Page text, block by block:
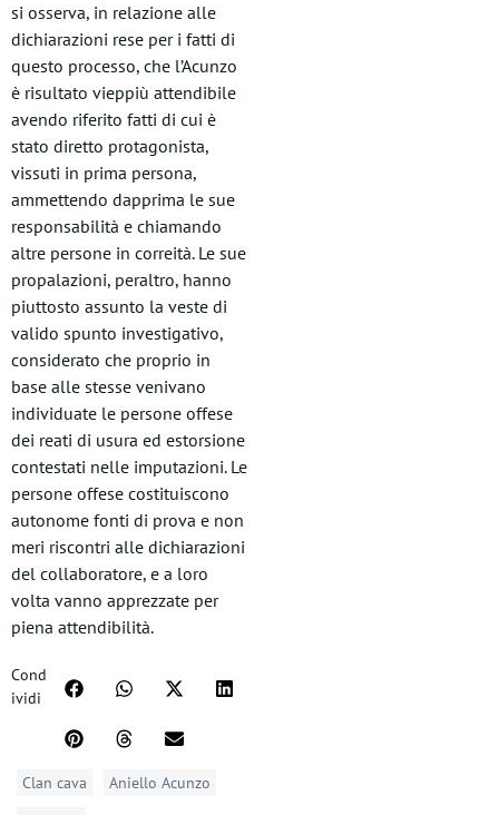
si osserva, in relazione alle
dichiarazioni rese per i fatti di
questo processo, che l’Acunzo
è risultato vieppiù attendibile
avendo riferito fatti di cui è
stato diretto protagonista,
vissuti in prima persona,
ammettendo dapprima le sue
responsabilità e chiamando
altre persone in correità. Le sue
propalazioni, peraltro, hanno
piuttosto assunto la veste di
valido spunto investigativo,
considerato che proprio in
base alle stesse venivano
individuate le persone offese
dei reati di usura ed estorsione
contestati nelle imputazioni. Le
persone offese costituiscono
autonome fonti di prova e non
meri riscontri alle dichiarazioni
del collaboratore, e a loro
volta vanno apprezzate per
piena attendibilità.
Cond
ividi
Clan cava
Aniello Acunzo